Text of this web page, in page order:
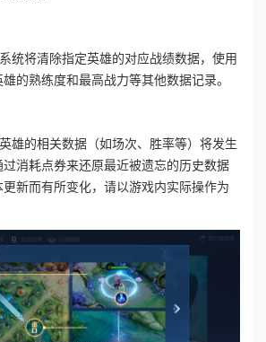
统将清除指定英雄的对应战绩数据，使用
的熟练度和最高战力等其他数据记录。
雄的相关数据（如场次、胜率等）将发生
消耗点券来还原最近被遗忘的历史数据
更新而有所变化，请以游戏内实际操作为